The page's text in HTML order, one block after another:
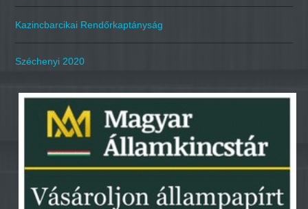
Kazincbarcikai Rendőrkaptányság
Széchenyi 2020